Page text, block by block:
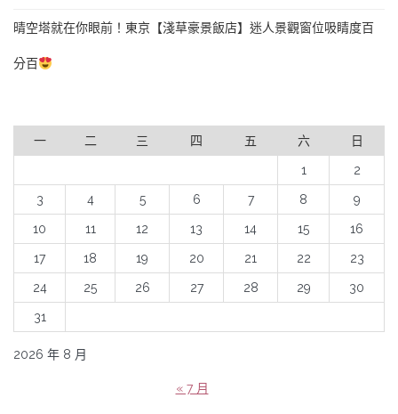
晴空塔就在你眼前！東京【淺草豪景飯店】迷人景觀窗位吸睛度百
分百
2026 年 8 月
一 二 三 四 五 六 日
1 2
3 4 5 6 7 8 9
10 11 12 13 14 15 16
17 18 19 20 21 22 23
24 25 26 27 28 29 30
31
« 7 月